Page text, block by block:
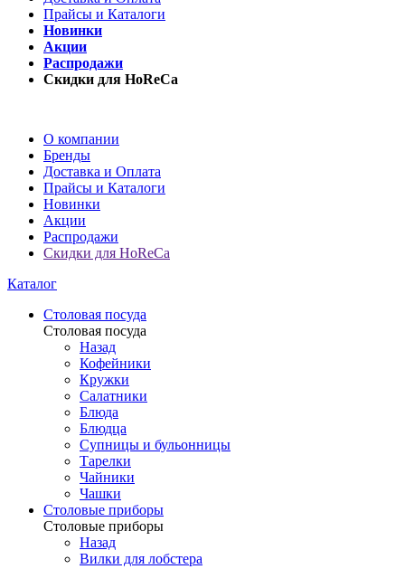
Прайсы и Каталоги
Новинки
Акции
Распродажи
Скидки для HoReCa
О компании
Бренды
Доставка и Оплата
Прайсы и Каталоги
Новинки
Акции
Распродажи
Скидки для HoReCa
Каталог
Столовая посуда
Столовая посуда
Назад
Кофейники
Кружки
Салатники
Блюда
Блюдца
Супницы и бульонницы
Тарелки
Чайники
Чашки
Cтоловые приборы
Cтоловые приборы
Назад
Вилки для лобстера